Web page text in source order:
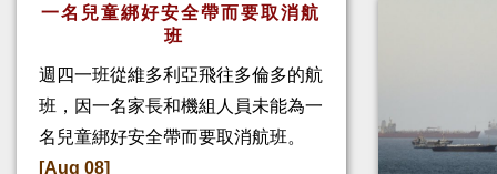
一名兒童綁好安全帶而要取消航
班
週四一班從維多利亞飛往多倫多的航
班，因一名家長和機組人員未能為一
名兒童綁好安全帶而要取消航班。
[Aug 08]